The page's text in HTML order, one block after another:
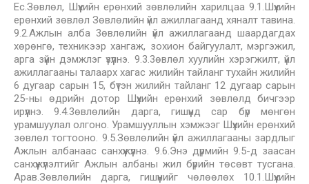
Ес.Зөвлөл, Шүүхийн ерөнхий зөвлөлийн харилцаа 9.1.Шүүхийн
ерөнхий зөвлөл Зөвлөлийн үйл ажиллагаанд хяналт тавина.
9.2.Ажлын алба 3өвлөлийн үйл ажиллагаанд шаардагдах
хөрөнгө, техникээр хангаж, зохион байгуулалт, мэргэжил,
арга зүйн дэмжлэг үзүүлнэ. 9.3.3өвлөл хуулийн хэрэгжилт, үйл
ажиллагааны талаарх хагас жилийн тайланг тухайн жилийн
6 дугаар сарын 15, бүтэн жилийн тайланг 12 дугаар сарын
25-ны өдрийн дотор Шүүхийн ерөнхий зөвлөлд бичгээр
ирүүлнэ. 9.4.3өвлөлийн дарга, гишүүнд сар бүр мөнгөн
урамшуулал олгоно. Урамшууллын хэмжээг Шүүхийн ерөнхий
зөвлөл тогтооно. 9.5.Зөвлөлийн үйл ажиллагааны зардлыг
Ажлын албанаас санхүүжүүлнэ. 9.6.Энэ дүрмийн 9.5-д заасан
санхүүжүүлэлтийг Ажлын албаны жил бүрийн төсөвт тусгана.
Арав.Зөвлөлийн дарга, гишүүнийг чөлөөлөх 10.1.Шүүхийн